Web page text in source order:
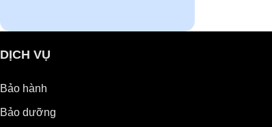
gặp
ô
hợp
chi
nhất
luận
giá
2
1.5AT
DỊCH VỤ
Bảo hành
Bảo dưỡng